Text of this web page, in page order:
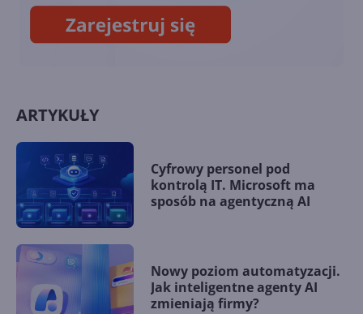
ARTYKUŁY
Cyfrowy personel pod
kontrolą IT. Microsoft ma
sposób na agentyczną AI
Nowy poziom automatyzacji.
Jak inteligentne agenty AI
zmieniają firmy?